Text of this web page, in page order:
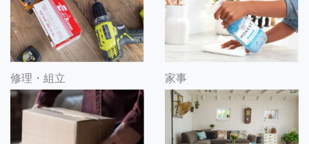
修理・組立 家事